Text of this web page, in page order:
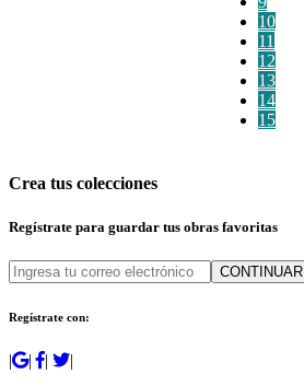
10
11
12
13
14
15
Crea tus colecciones
Regístrate para guardar tus obras favoritas
CONTINUAR
Regístrate con:
| | | |